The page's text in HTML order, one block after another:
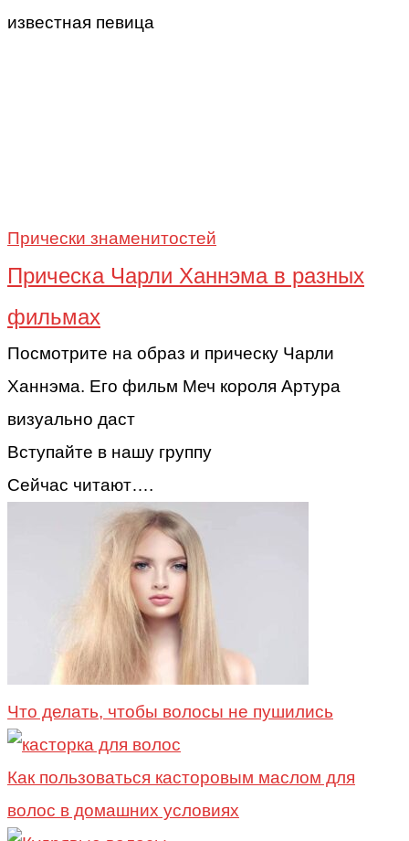
известная певица
Прически знаменитостей
Прическа Чарли Ханнэма в разных
фильмах
Посмотрите на образ и прическу Чарли
Ханнэма. Его фильм Меч короля Артура
визуально даст
Вступайте в нашу группу
Сейчас читают….
Что делать, чтобы волосы не пушились
Как пользоваться касторовым маслом для
волос в домашних условиях